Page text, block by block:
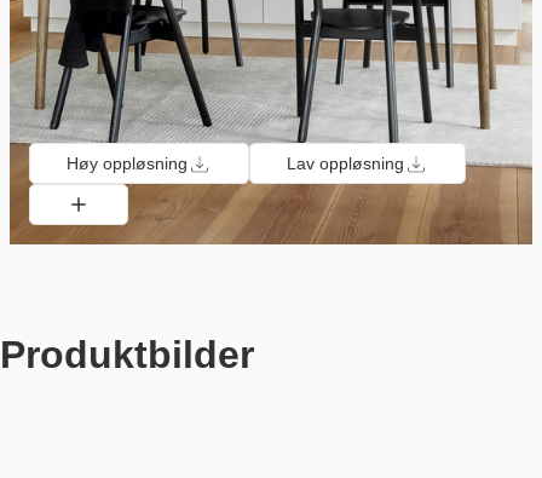
Høy oppløsning Lav oppløsning
Produktbilder